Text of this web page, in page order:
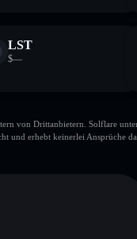
LST
$—
von Drittanbietern. Solflare
und erhebt keinerlei Ansprüche